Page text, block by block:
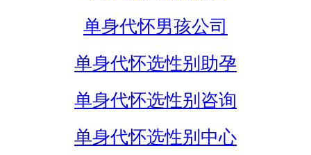
单身代怀男孩公司
单身代怀选性别助孕
单身代怀选性别咨询
单身代怀选性别中心